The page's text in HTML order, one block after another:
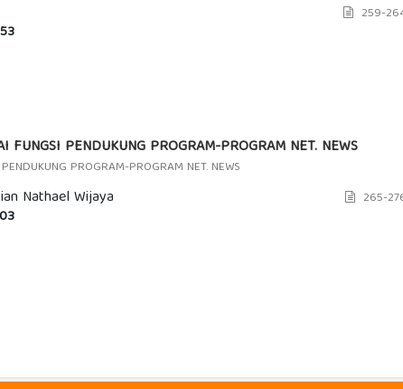
259-
FUNGSI PENDUKUNG PROGRAM-PROGRAM NET. NEWS
PROGRAM-PROGRAM NET. NEWS
Nathael Wijaya 265-